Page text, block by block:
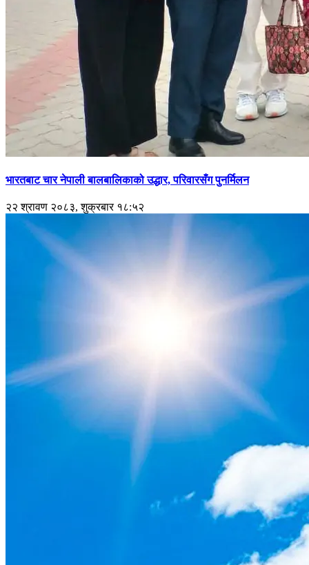
भारतबाट चार नेपाली बालबालिकाको उद्धार, परिवारसँग पुनर्मिलन
२२ श्रावण २०८३, शुक्रबार १८:५२